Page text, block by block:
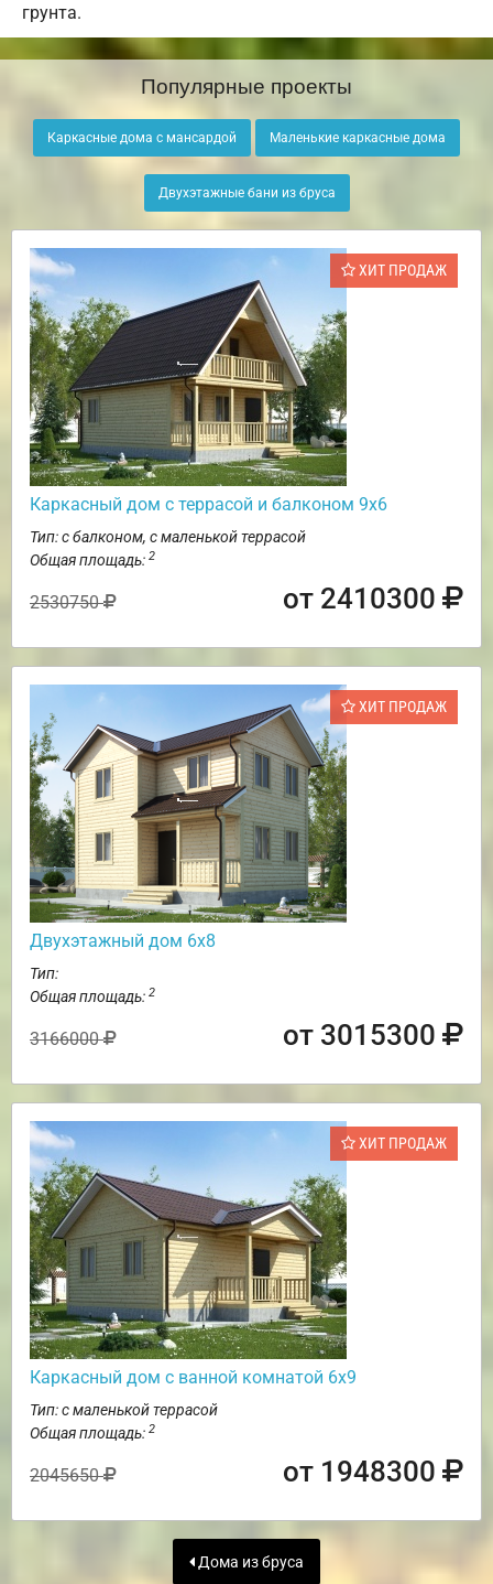
грунта.
Популярные проекты
Каркасные дома с мансардой Маленькие каркасные дома
Двухэтажные бани из бруса
ХИТ ПРОДАЖ
Каркасный дом с террасой и балконом 9х6
Тип: с балконом, с маленькой террасой
Общая площадь: 2
2530750 от 2410300
ХИТ ПРОДАЖ
Двухэтажный дом 6х8
Тип:
Общая площадь: 2
3166000 от 3015300
ХИТ ПРОДАЖ
Каркасный дом с ванной комнатой 6х9
Тип: с маленькой террасой
Общая площадь: 2
2045650 от 1948300
Дома из бруса